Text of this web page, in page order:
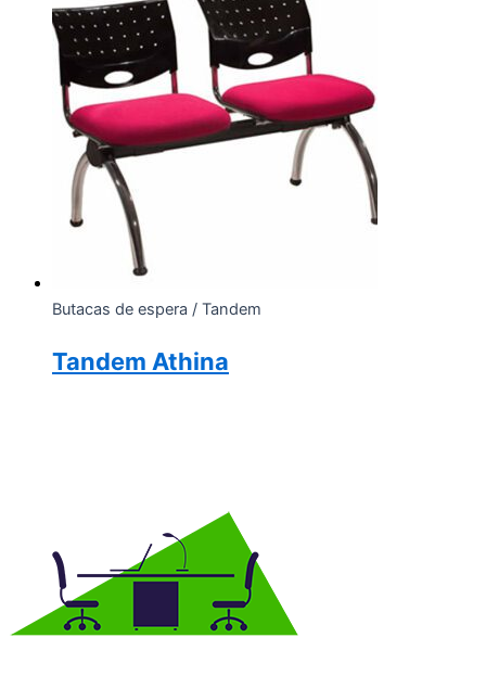
Butacas de espera / Tandem
Tandem Athina